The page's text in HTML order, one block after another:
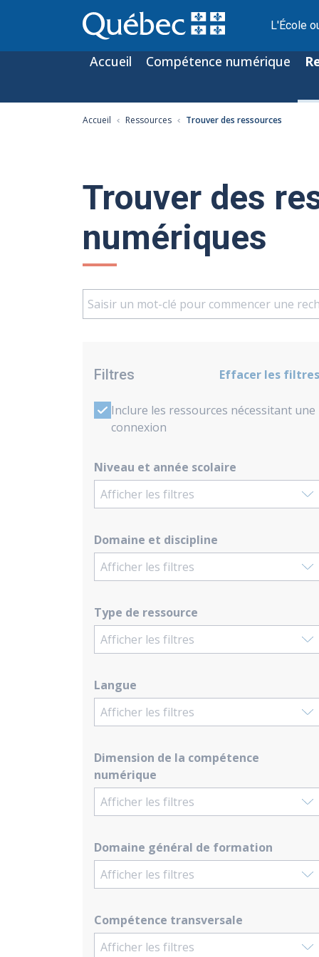
L'École
Accueil Compétence numérique
Accueil Ressources Trouver des ressources
Trouver des
numériques
Filtres Effacer les
Inclure les ressources nécessitant une
connexion
Niveau et année scolaire
Afficher les filtres
Domaine et discipline
Afficher les filtres
Type de ressource
Afficher les filtres
Langue
Afficher les filtres
Dimension de la compétence
numérique
Afficher les filtres
Domaine général de formation
Afficher les filtres
Compétence transversale
Afficher les filtres